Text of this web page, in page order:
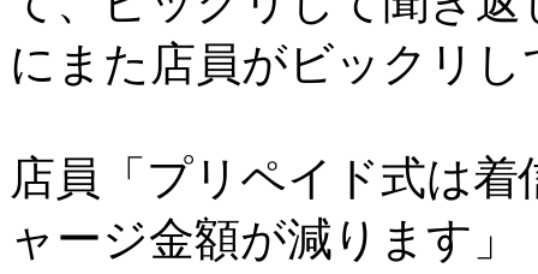
にまた店員がビックリし
店員「プリペイド式は
ャージ金額が減ります」